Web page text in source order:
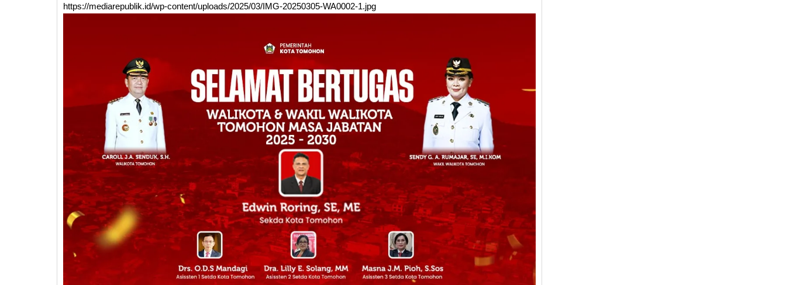
https://mediarepublik.id/wp-content/uploads/2025/03/IMG-20250305-WA0002-1.jpg